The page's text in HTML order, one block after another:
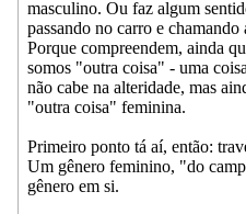
masculino. Ou faz algum
passando no carro e
Porque compreendem, ainda
somos "outra coisa" - uma
não cabe na alteridade, mas
"outra coisa" feminina.
Primeiro ponto tá aí, então:
Um gênero feminino, "do
gênero em si.